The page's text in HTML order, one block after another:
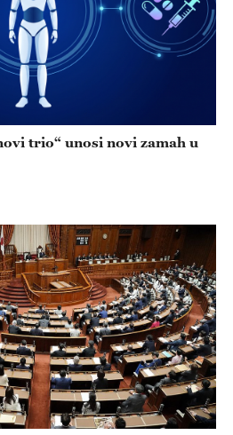
trio“ unosi novi zamah u